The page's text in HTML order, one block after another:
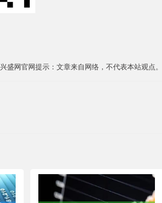
兴盛网官网提示：文章来自网络，不代表本站观点。